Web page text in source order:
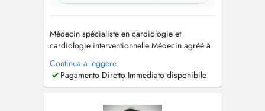
Médecin spécialiste en cardiologie et
cardiologie interventionnelle Médecin agréé à
l'INCCI-Haerzzenter Médecin agréé au CHEM.
Consultation disponible sur deux sites: - 1.
Centre Médical Heger (Kirchberg) - 2.
Niederkorn) En cas de rendez-vous urgent,
Continua a leggere
Pagamento Diretto Immediato disponibile